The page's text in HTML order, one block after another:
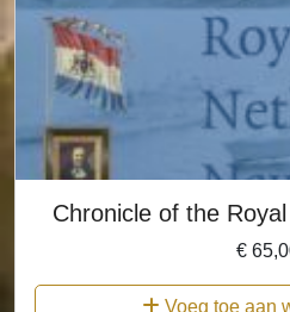
Chronicle of the
€
Voeg toe aan